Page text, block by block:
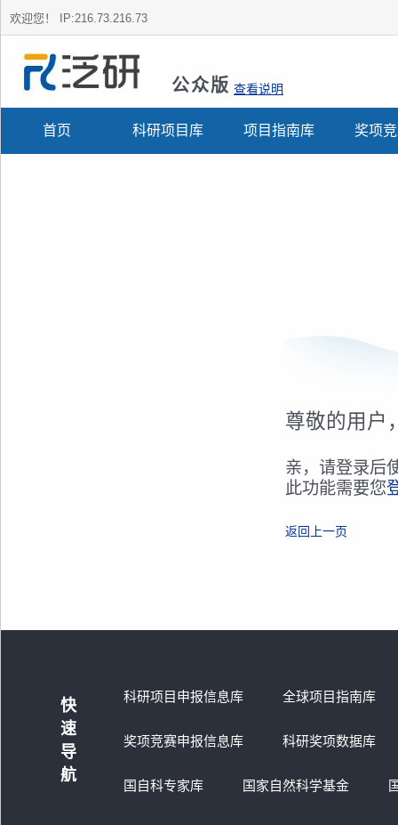
欢迎您！ IP:216.73.216.73
公众版 查看说明
首页 科研项目库 项目指南库 奖项
尊敬的用户
亲，请登录后
此功能需要您
返回上一页
快
速
导
航
科研项目申报信息库 全球项目指南库
奖项竞赛申报信息库 科研奖项数据库
国自科专家库 国家自然科学基金